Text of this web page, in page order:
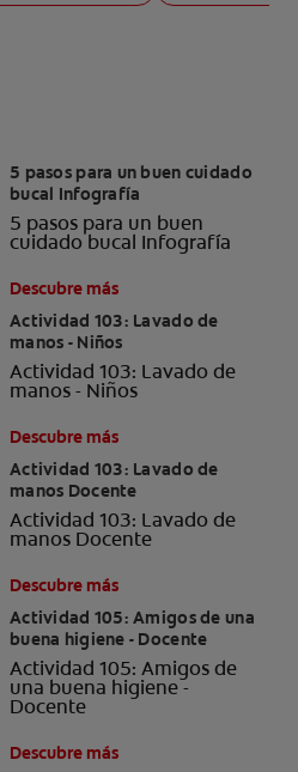
5 pasos para un buen cuidado
bucal Infografía
5 pasos para un buen
cuidado bucal Infografía
Descubre más
Actividad 103: Lavado de
manos - Niños
Actividad 103: Lavado de
manos - Niños
Descubre más
Actividad 103: Lavado de
manos Docente
Actividad 103: Lavado de
manos Docente
Descubre más
Actividad 105: Amigos de una
buena higiene - Docente
Actividad 105: Amigos de
una buena higiene -
Docente
Descubre más